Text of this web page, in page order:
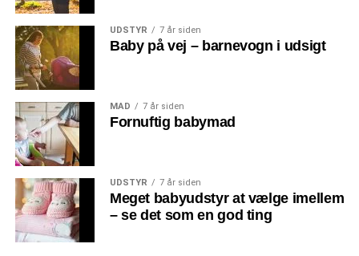
UDSTYR 7 år siden
Baby på vej – barnevogn i udsigt
MAD 7 år siden
Fornuftig babymad
UDSTYR 7 år siden
Meget babyudstyr at vælge imellem
– se det som en god ting